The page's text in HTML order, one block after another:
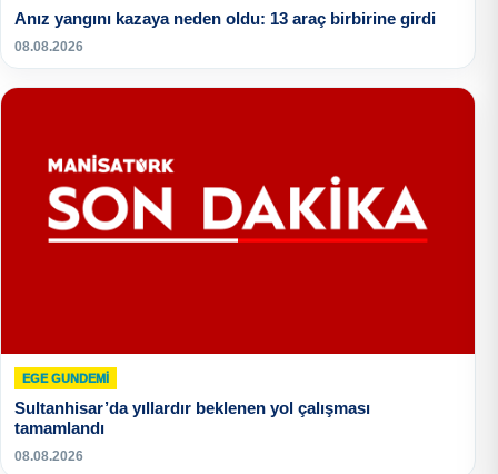
Anız yangını kazaya neden oldu: 13 araç birbirine girdi
08.08.2026
EGE GUNDEMİ
Sultanhisar’da yıllardır beklenen yol çalışması
tamamlandı
08.08.2026